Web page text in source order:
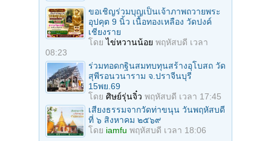
ขอเชิญร่วมบุญเป็นเจ้าภาพถวายพระ
อุปคุต 9 นิ้ว เนื้อทองเหลือง วัดปงค์
เชียงราย
โดยไข่หวานน้อย พฤหัสบดี เวลา
08:23
ร่วมทอดกฐินสมทบทุนสร้างอุโบสถ วัด
สุพีรอนวนาราม จ.ปราจีนบุรี
15พย.69
โดย ศิษย์รุ่นจิ๋ว พฤหัสบดี เวลา 17:45
เสียงธรรมจากวัดท่าขนุน วันพฤหัสบดี
ที่ ๖ สิงหาคม ๒๕๖๙
โดย iamfu พฤหัสบดี เวลา 18:06